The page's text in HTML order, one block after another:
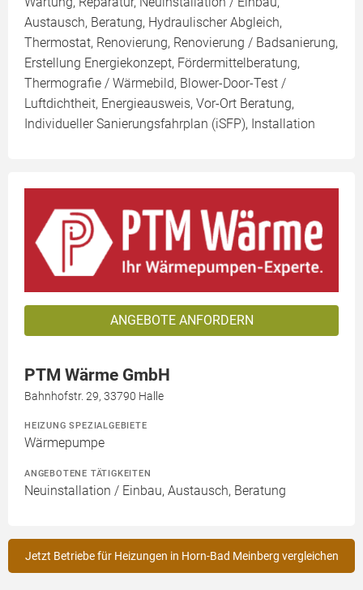
Austausch, Beratung, Hydraulischer Abgleich,
Thermostat, Renovierung, Renovierung / Badsanierung,
Erstellung Energiekonzept, Fördermittelberatung,
Thermografie / Wärmebild, Blower-Door-Test /
Luftdichtheit, Energieausweis, Vor-Ort Beratung,
Individueller Sanierungsfahrplan (iSFP), Installation
ANGEBOTE ANFORDERN
PTM Wärme GmbH
Bahnhofstr. 29, 33790 Halle
HEIZUNG SPEZIALGEBIETE
Wärmepumpe
ANGEBOTENE TÄTIGKEITEN
Neuinstallation / Einbau, Austausch, Beratung
Jetzt Betriebe für Heizungen in Horn-Bad Meinberg vergleichen